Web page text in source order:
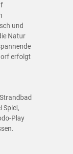
und
Natur
erfolgt
Spiel,
Play